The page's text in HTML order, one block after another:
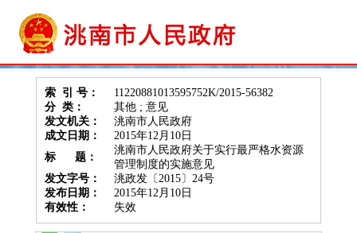
索 引 号：
11220881013595752K/2015-56382
分 类：
其他 ; 意见
发文机关：
洮南市人民政府
成文日期：
2015年12月10日
标 题：
洮南市人民政府关于实行最严格水资源
管理制度的实施意见
发文字号：
洮政发〔2015〕24号
发布日期：
2015年12月10日
有效性：
失效